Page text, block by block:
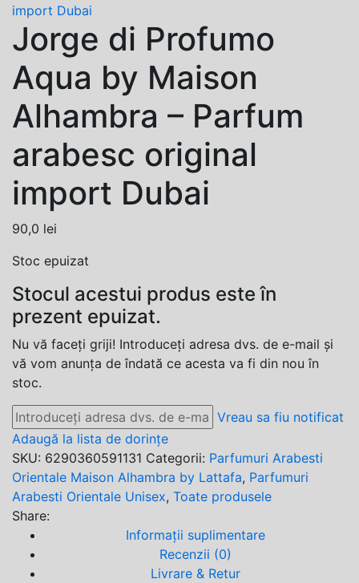
import Dubai
Jorge di Profumo
Aqua by Maison
Alhambra – Parfum
arabesc original
import Dubai
90,0 lei
Stoc epuizat
Stocul acestui produs este în
prezent epuizat.
Nu vă faceți griji! Introduceți adresa dvs. de e-mail și
vă vom anunța de îndată ce acesta va fi din nou în
stoc.
Vreau sa fiu notificat
Adaugă la lista de dorințe
SKU: 6290360591131 Categorii: Parfumuri Arabesti
Orientale Maison Alhambra by Lattafa, Parfumuri
Arabesti Orientale Unisex, Toate produsele
Share:
Informații suplimentare
Recenzii (0)
Livrare & Retur